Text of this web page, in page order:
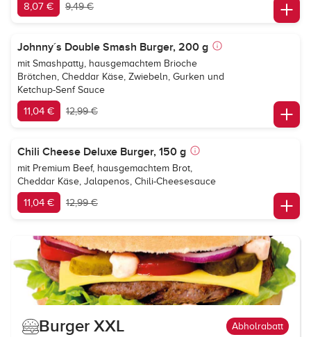
8,07 € 9,49 €
Johnny´s Double Smash Burger, 200 g
mit Smashpatty, hausgemachtem Brioche
Brötchen, Cheddar Käse, Zwiebeln, Gurken und
Ketchup-Senf Sauce
11,04 € 12,99 €
Chili Cheese Deluxe Burger, 150 g
mit Premium Beef, hausgemachtem Brot,
Cheddar Käse, Jalapenos, Chili-Cheesesauce
11,04 € 12,99 €
Burger XXL Abholrabatt